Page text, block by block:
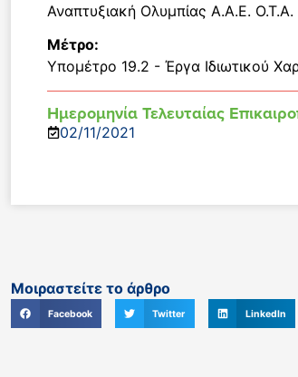
Αναπτυξιακή Ολυμπίας Α.Α.Ε.
Μέτρο:
Υπομέτρο 19.2 - Έργα Ιδιωτικού
Ημερομηνία Τελευταίας
02/11/2021
Μοιραστείτε το άρθρο
Facebook Twitter LinkedIn